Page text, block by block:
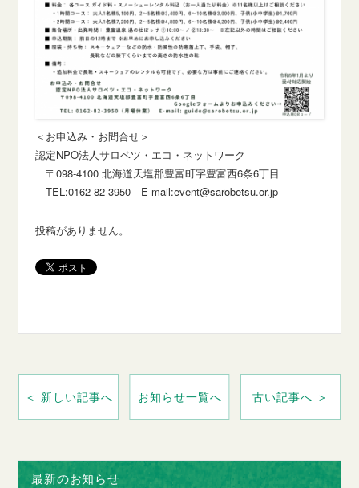
＜お申込み・お問合せ＞
認定NPO法人サロベツ・エコ・ネットワーク
〒098-4100 北海道天塩郡豊富町字豊富西6条6丁目
TEL:0162-82-3950 E-mail:event@sarobetsu.or.jp
投稿がありません。
＜ 新しい記事へ お知らせ一覧へ 古い記事へ ＞
最新のお知らせ